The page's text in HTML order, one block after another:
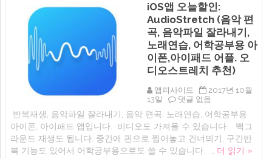
디
자
인
이
예
쁜
음
악,
직
플
레
이
어
라
우
드
iOS앱 오늘할인:
AudioStretch (음악 편
곡, 음악파일 잘라내기,
노래연습, 어학공부용 아
이폰,아이패드 어플. 오
디오스트레치 추천)
앱피사이드
2017년 10월
13일
iOS
오
늘
할
인:
AudioStretch
댓글 없음
반복재생, 음악파일 잘라내기, 음악 편곡, 노래연습, 어학공부용
아이폰, 아이패드 앱입니다. 비디오도 가져올 수 있습니다. 백그
라운드 재생도 됩니다. 중간에 핀으로 찝어놓고 건너띄기, 구간반
복 기능도 있어서 어학공부용으로도 쓸 수 있습니다. … 더 읽기 »